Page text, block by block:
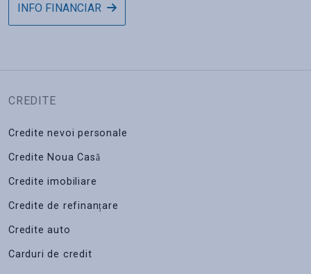
INFO FINANCIAR
CREDITE
Credite nevoi personale
Credite Noua Casă
Credite imobiliare
Credite de refinanțare
Credite auto
Carduri de credit